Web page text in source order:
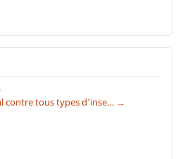
contre tous types d'inse… →